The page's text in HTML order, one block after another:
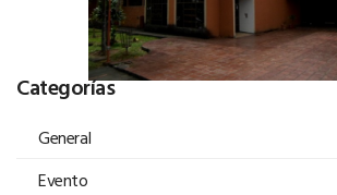
Categorías
General
Evento